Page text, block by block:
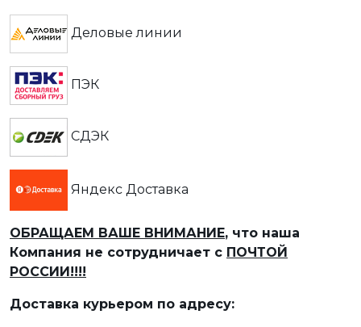
Деловые линии
ПЭК
СДЭК
Яндекс Доставка
ОБРАЩАЕМ ВАШЕ ВНИМАНИЕ, что наша
Компания не сотрудничает с ПОЧТОЙ
РОССИИ!!!!
Доставка курьером по адресу: